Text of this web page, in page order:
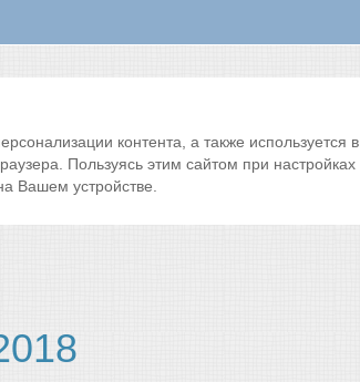
контента, а также используется в
Пользуясь этим сайтом при настройках
Вашем устройстве.